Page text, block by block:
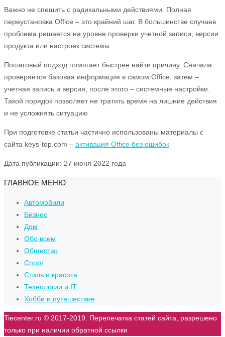
Важно не спешить с радикальными действиями. Полная
переустановка Office – это крайний шаг. В большинстве случаев
проблема решается на уровне проверки учетной записи, версии
продукта или настроек системы.
Пошаговый подход помогает быстрее найти причину. Сначала
проверяется базовая информация в самом Office, затем –
учетная запись и версия, после этого – системные настройки.
Такой порядок позволяет не тратить время на лишние действия
и не усложнять ситуацию
При подготовке статьи частично использованы материалы с
сайта keys-top.com – активация Office без ошибок
Дата публикации: 27 июня 2022 года
ГЛАВНОЕ МЕНЮ
Автомобили
Бизнес
Дом
Обо всем
Общество
Спорт
Стиль и красота
Технологии и IT
Хобби и путешествие
Tiecenter.ru © 2017-2019. Перепечатка статей сайта, разрешено
только при наличии обратной ссылки